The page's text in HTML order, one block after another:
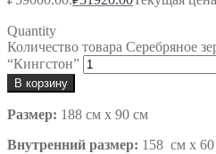
Quantity
Количество товара Серебряное
“Кингстон”
В корзину
Размер: 188 см х 90 см
Внутренний размер: 158 см х